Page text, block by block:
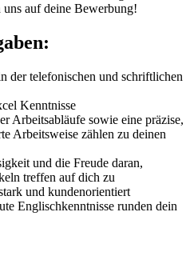
auf deine Bewerbung!
der telefonischen und schriftlichen
Kenntnisse
Arbeitsabläufe sowie eine präzise,
Arbeitsweise zählen zu deinen
und die Freude daran,
treffen auf dich zu
und kundenorientiert
Englischkenntnisse runden dein